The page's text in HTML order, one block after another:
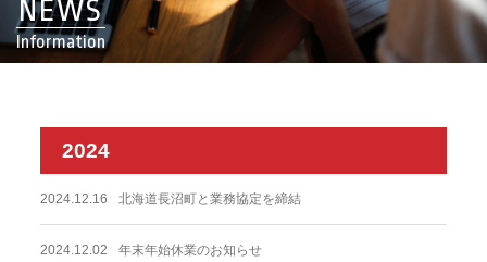
NEWS
Information
2024
2024.12.16 北海道長沼町と業務協定を締結
2024.12.02 年末年始休業のお知らせ